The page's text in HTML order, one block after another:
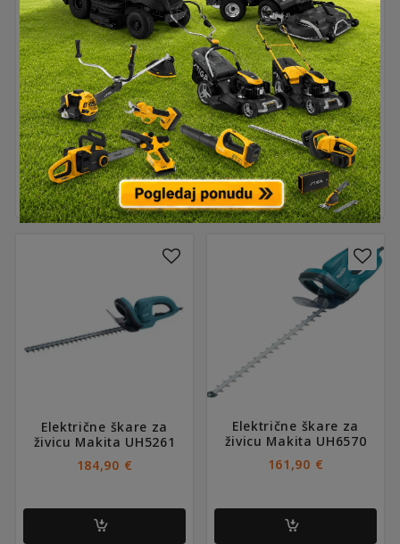
Sjeckalica za grane
VILLAGER VC 2500
166,90€
Električna lančana pila
MAKITA UC4051A
209,90€
Električne škare za
živicu Makita UH5261
184,90 €
Električne škare za
živicu Makita UH6570
161,90 €